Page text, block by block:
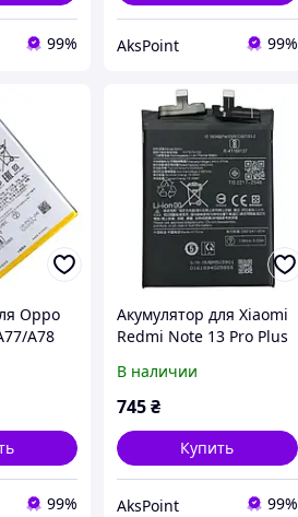
99% AksPoint 99%
Oppo
A78
N20
99%
Акумулятор для Xiaomi
Redmi Note 13 Pro Plus
В наличии
745₴
Купить
AksPoint 99%